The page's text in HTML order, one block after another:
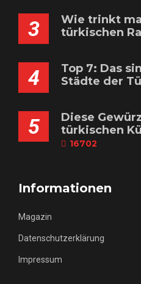
3
Wie trinkt
türkischen
4
Top 7: Das
Städte der
5
Diese
türkischen
16702
Informationen
Magazin
Datenschutzerklärung
Impressum